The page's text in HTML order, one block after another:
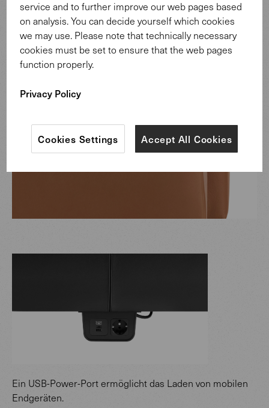
Ein USB-Power-Port ermöglicht das Laden von mobilen
Endgeräten.
service and to further improve our web pages based
on analysis. You can decide yourself which cookies
we may use. Please note that technically necessary
cookies must be set to ensure that the web pages
function properly.
Privacy Policy
Accept All Cookies
Cookies Settings